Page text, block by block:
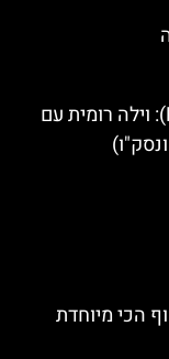
פיאצה ארמרינה (Piazza Armerina): וילה רומית עם
הכי מיוחדת